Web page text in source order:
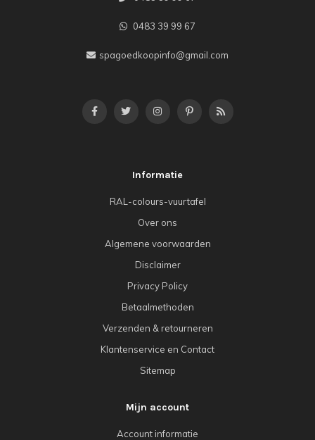
0483 39 99 67
spagoedkoopinfo@gmail.com
Informatie
RAL-colours-vuurtafel
Over ons
Algemene voorwaarden
Disclaimer
Privacy Policy
Betaalmethoden
Verzenden & retourneren
Klantenservice en Contact
Sitemap
Mijn account
Account informatie